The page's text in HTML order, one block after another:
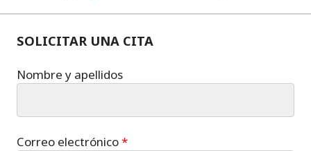
SOLICITAR UNA CITA
Nombre y apellidos
Correo electrónico*